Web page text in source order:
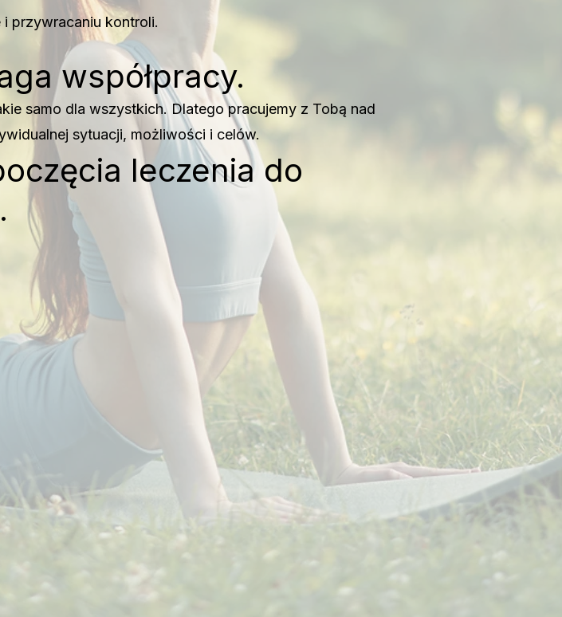
przywracaniu kontroli.
współpracy.
samo dla wszystkich. Dlatego pracujemy z Tobą nad
sytuacji, możliwości i celów.
leczenia do